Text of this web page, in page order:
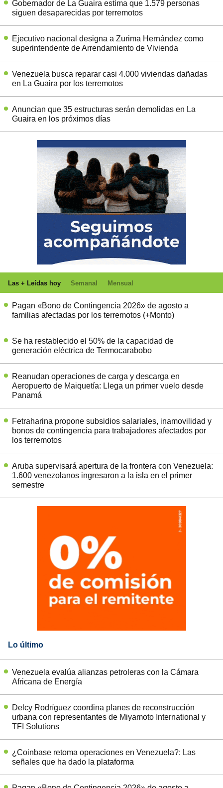
Gobernador de La Guaira estima que 1.579 personas
siguen desaparecidas por terremotos
Ejecutivo nacional designa a Zurima Hernández como
superintendente de Arrendamiento de Vivienda
Venezuela busca reparar casi 4.000 viviendas dañadas
en La Guaira por los terremotos
Anuncian que 35 estructuras serán demolidas en La
Guaira en los próximos días
Las + Leídas hoy Semanal Mensual
Pagan «Bono de Contingencia 2026» de agosto a
familias afectadas por los terremotos (+Monto)
Se ha restablecido el 50% de la capacidad de
generación eléctrica de Termocarabobo
Reanudan operaciones de carga y descarga en
Aeropuerto de Maiquetía: Llega un primer vuelo desde
Panamá
Fetraharina propone subsidios salariales, inamovilidad y
bonos de contingencia para trabajadores afectados por
los terremotos
Aruba supervisará apertura de la frontera con Venezuela:
1.600 venezolanos ingresaron a la isla en el primer
semestre
Lo último
Venezuela evalúa alianzas petroleras con la Cámara
Africana de Energía
Delcy Rodríguez coordina planes de reconstrucción
urbana con representantes de Miyamoto International y
TFI Solutions
¿Coinbase retoma operaciones en Venezuela?: Las
señales que ha dado la plataforma